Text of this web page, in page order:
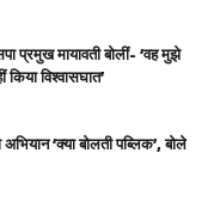
प्रमुख मायावती बोलीं- ‘वह मुझे
विश्वासघात’
‘क्या बोलती पब्लिक’, बोले